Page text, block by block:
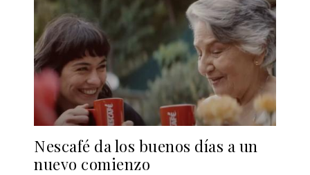
Nescafé da los buenos días a un
nuevo comienzo